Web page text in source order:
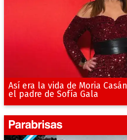
Así era la vida de Moria
el padre de Sofía Gala